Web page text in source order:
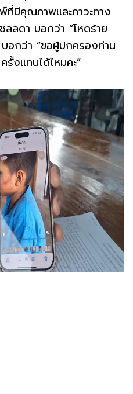
ที่มีคุณภาพและภาวะทาง
ลลดา บอกว่า “โหดร้าย
กว่า “ขอผู้ปกครองท่าน
รั้งแทนได้ไหมคะ”